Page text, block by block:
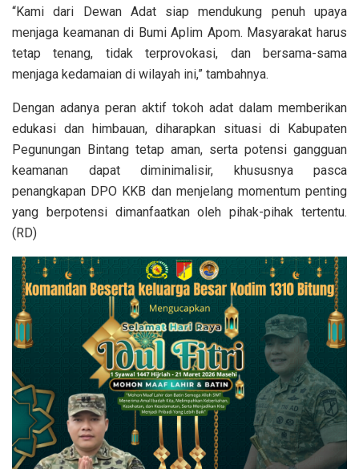
“Kami dari Dewan Adat siap mendukung penuh upaya
menjaga keamanan di Bumi Aplim Apom. Masyarakat harus
tetap tenang, tidak terprovokasi, dan bersama-sama
menjaga kedamaian di wilayah ini,” tambahnya.
Dengan adanya peran aktif tokoh adat dalam memberikan
edukasi dan himbauan, diharapkan situasi di Kabupaten
Pegunungan Bintang tetap aman, serta potensi gangguan
keamanan dapat diminimalisir, khususnya pasca
penangkapan DPO KKB dan menjelang momentum penting
yang berpotensi dimanfaatkan oleh pihak-pihak tertentu.
(RD)